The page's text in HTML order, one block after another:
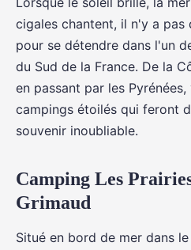
cigales chantent, il n'y a pas
pour se détendre dans l'un
du Sud de la France. De la
en passant par les
campings étoilés qui feront
souvenir inoubliable.
Camping Les
Grimaud
Situé en bord de mer dans